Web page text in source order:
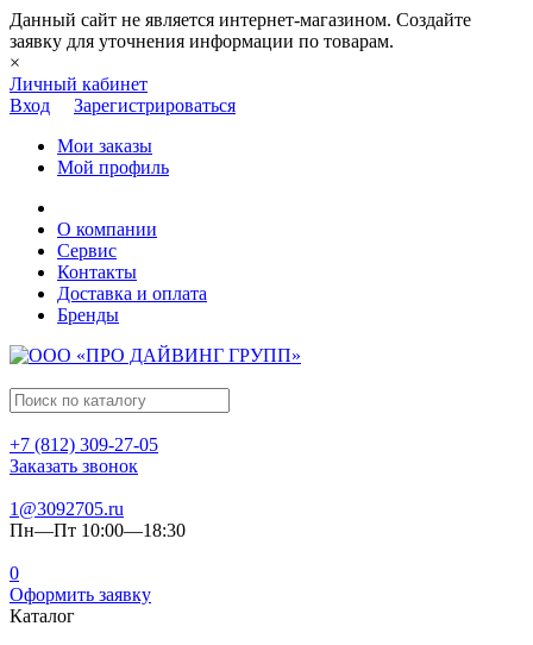
Данный сайт не является интернет-магазином. Создайте
заявку для уточнения информации по товарам.
×
Личный кабинет
Вход
Зарегистрироваться
Мои заказы
Мой профиль
О компании
Сервис
Контакты
Доставка и оплата
Бренды
+7 (812) 309-27-05
Заказать звонок
1@3092705.ru
Пн—Пт 10:00—18:30
0
Оформить заявку
Каталог